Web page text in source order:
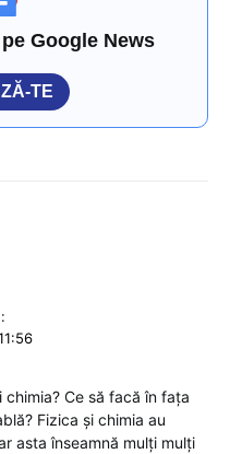
Google News
TE
Ce să facă în fața
Fizica și chimia au
asta înseamnă mulți mulți